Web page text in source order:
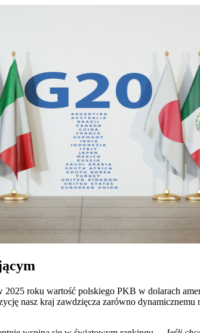
roku wartość polskiego PKB w dolarach
nasz kraj zawdzięcza zarówno